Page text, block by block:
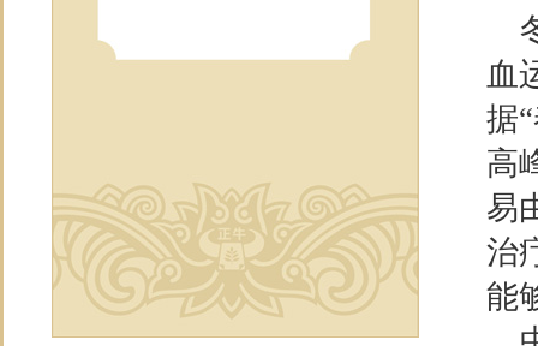
血
据
高
易
治
能